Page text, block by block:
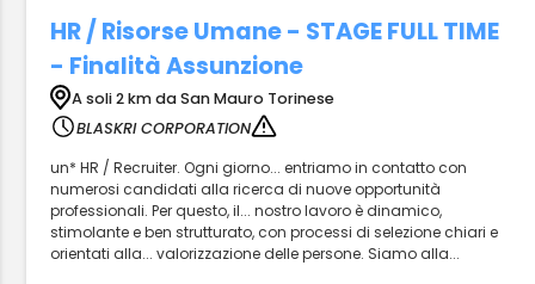
HR / Risorse Umane - STAGE FULL TIME
- Finalità Assunzione
A soli 2 km da San Mauro Torinese
BLASKRI CORPORATION
un* HR / Recruiter. Ogni giorno... entriamo in contatto con
numerosi candidati alla ricerca di nuove opportunità
professionali. Per questo, il... nostro lavoro è dinamico,
stimolante e ben strutturato, con processi di selezione chiari e
orientati alla... valorizzazione delle persone. Siamo alla...